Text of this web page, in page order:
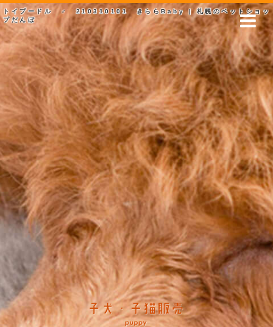
トイプードル ♂ 210310101 きららBaby | 札幌のペットショッ
プだんぼ